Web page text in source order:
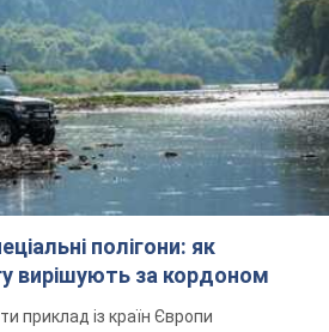
полігони: як
вирішують за кордоном
приклад із країн Європи
аномальної
злива:
на річки.
та